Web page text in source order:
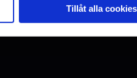
Tillåt alla cookies